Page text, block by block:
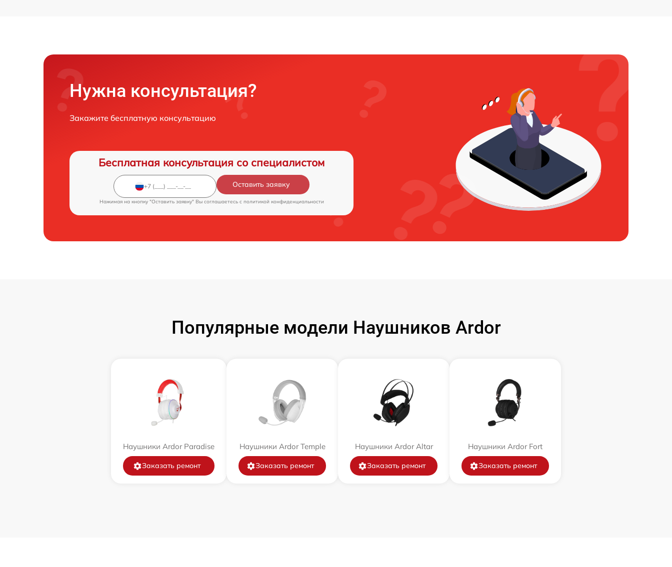
Нужна консультация?
Закажите бесплатную консультацию
Бесплатная консультация со специалистом
Оставить заявку
Нажимая на кнопку "Оставить заявку" Вы соглашаетесь c политикой конфиденциальности
Популярные модели Наушников Ardor
Наушники Ardor Paradise
Заказать ремонт
Наушники Ardor Temple
Заказать ремонт
Наушники Ardor Аltar
Заказать ремонт
Наушники Ardor Fort
Заказать ремонт